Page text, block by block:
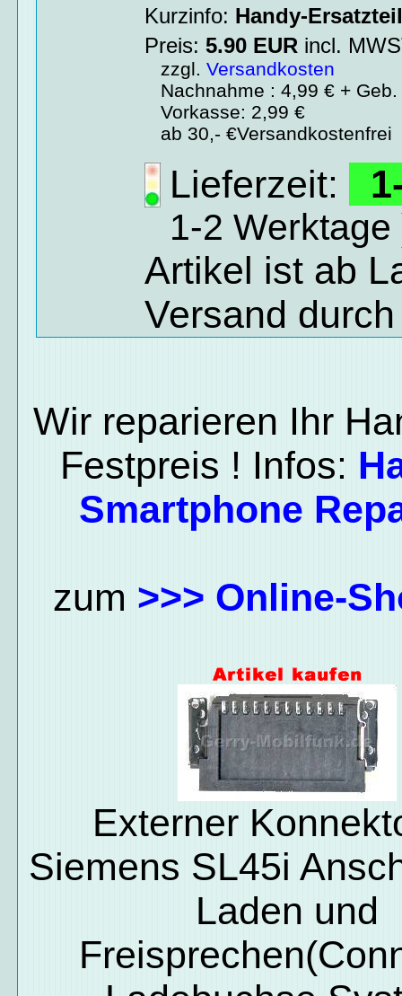
Kurzinfo: Handy-
Preis:5.90 EUR incl.
zzgl.Versandkosten
Nachnahme : 4,99 € + Geb.
Vorkasse: 2,99 €
ab 30,- €Versandkostenfrei
Lieferzeit:
1-2 Werktage
Artikel ist ab
Versand
Wir reparieren Ihr
Festpreis ! Infos:
Smartphone
zum >>> Online-
Externer
Siemens SL45i
Laden und